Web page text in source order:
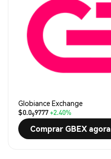
Globiance Exchange
$0.099777+2.40%
Comprar GBEX agora